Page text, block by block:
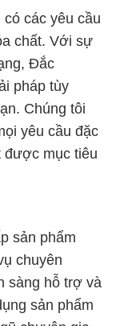
các yêu cầu
chất. Với sự
Đắc
pháp tùy
Chúng tôi
yêu cầu đặc
được mục tiêu
sản phẩm
chuyên
sàng hỗ trợ và
sản phẩm